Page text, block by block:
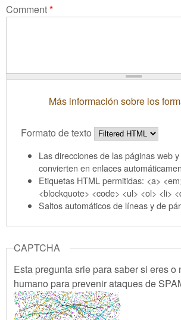
Comment*
Más información sobre los
Formato de texto
Las direcciones de las páginas web
convierten en enlaces
Etiquetas HTML permitidas: <a>
<blockquote> <code> <ul> <ol> <li>
Saltos automáticos de líneas y de
CAPTCHA
Esta pregunta srie para saber si eres o
humano para prevenir ataques de